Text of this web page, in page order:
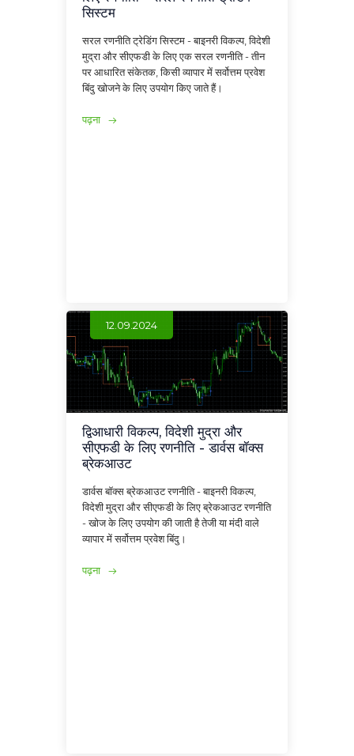
सिस्टम
सरल रणनीति ट्रेडिंग सिस्टम - बाइनरी विकल्प, विदेशी
मुद्रा और सीएफडी के लिए एक सरल रणनीति - तीन
पर आधारित संकेतक, किसी व्यापार में सर्वोत्तम प्रवेश
बिंदु खोजने के लिए उपयोग किए जाते हैं।
पढ़ना
12.09.2024
द्विआधारी विकल्प, विदेशी मुद्रा और
सीएफडी के लिए रणनीति - डार्वस बॉक्स
ब्रेकआउट
डार्वस बॉक्स ब्रेकआउट रणनीति - बाइनरी विकल्प,
विदेशी मुद्रा और सीएफडी के लिए ब्रेकआउट रणनीति
- खोज के लिए उपयोग की जाती है तेजी या मंदी वाले
व्यापार में सर्वोत्तम प्रवेश बिंदु।
पढ़ना